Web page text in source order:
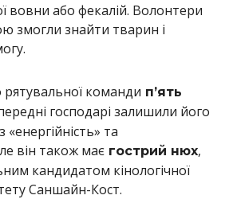
вовни або фекалій. Волонтери
змогли знайти тварин і
команди п’ять
господарі залишили його
та
він також має гострий нюх,
кандидатом кінологічної
Саншайн-Кост.